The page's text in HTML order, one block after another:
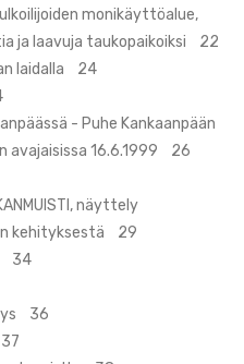
monikäyttöalue,
ja laavuja taukopaikoiksi 22
laidalla 24
- Puhe Kankaanpään
avajaisissa 16.6.1999 26
näyttely
kehityksestä 29
34
36